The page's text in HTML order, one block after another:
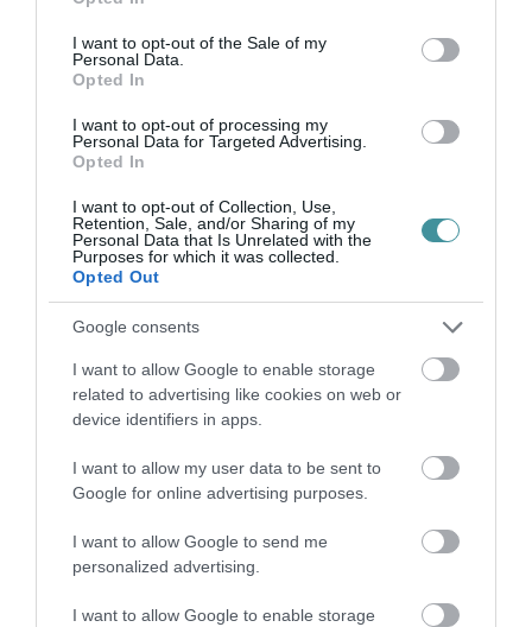
use your data for below specified purposes in below Google
consent section.
I want to opt-out of the Sale of my
Personal Data.
Opted In
I want to opt-out of processing my
Personal Data for Targeted Advertising.
Opted In
I want to opt-out of Collection, Use,
Retention, Sale, and/or Sharing of my
Personal Data that Is Unrelated with the
Purposes for which it was collected.
Opted Out
Google consents
I want to allow Google to enable storage
related to advertising like cookies on web or
device identifiers in apps.
I want to allow my user data to be sent to
Google for online advertising purposes.
I want to allow Google to send me
personalized advertising.
I want to allow Google to enable storage
Legfrissebb híreink
2026. augusztus 08 Mindenki ügye
BAKA ANDRÁST JELÖLI KÖZTÁRSASÁGI
ELNÖKNEK A TISZA
Mindenki ügye